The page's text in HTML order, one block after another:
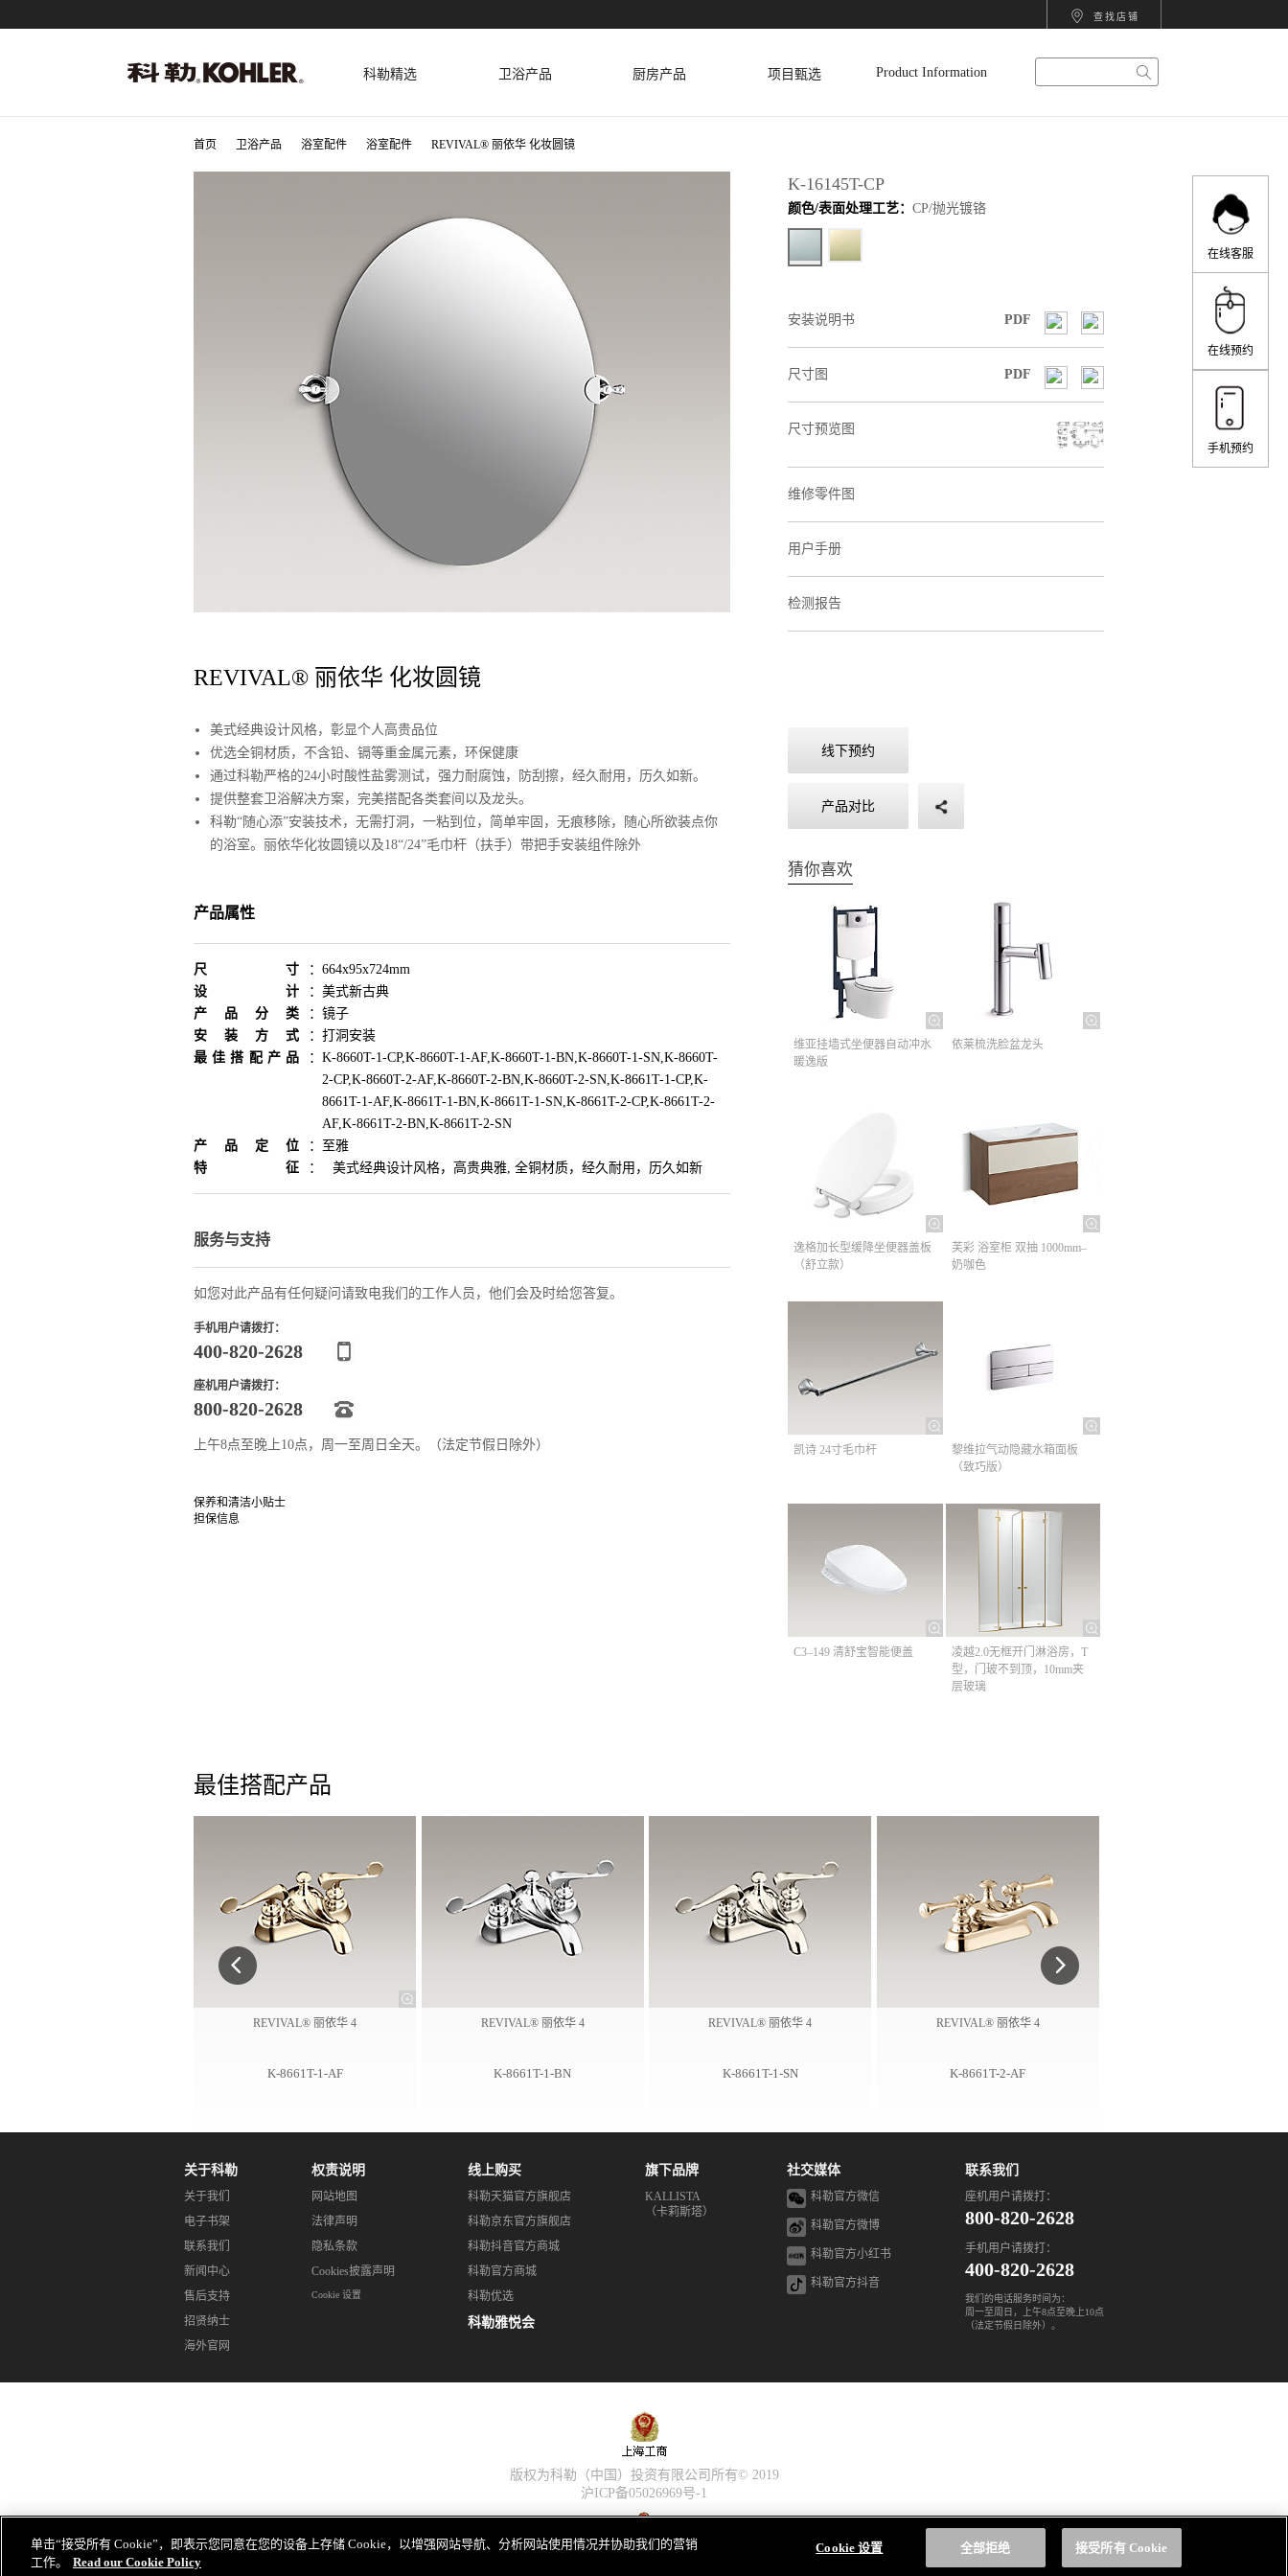
查找店铺
科勒精选 卫浴产品 厨房产品 项目甄选 Product Information
首页 卫浴产品 浴室配件 浴室配件 REVIVAL® 丽依华 化妆圆镜
REVIVAL® 丽依华 化妆圆镜
美式经典设计风格，彰显个人高贵品位
优选全铜材质，不含铅、镉等重金属元素，环保健康
通过科勒严格的24小时酸性盐雾测试，强力耐腐蚀，防刮擦，经久耐用，历久如新。
提供整套卫浴解决方案，完美搭配各类套间以及龙头。
科勒“随心添”安装技术，无需打洞，一粘到位，简单牢固，无痕移除，随心所欲装点你
的浴室。丽依华化妆圆镜以及18“/24”毛巾杆（扶手）带把手安装组件除外
产品属性
尺寸 ： 664x95x724mm
设计
： 美式新古典
产品分类
： 镜子
安装方式
： 打洞安装
最佳搭配产品
： K-8660T-1-CP,K-8660T-1-AF,K-8660T-1-BN,K-8660T-1-SN,K-8660T-
2-CP,K-8660T-2-AF,K-8660T-2-BN,K-8660T-2-SN,K-8661T-1-CP,K-
8661T-1-AF,K-8661T-1-BN,K-8661T-1-SN,K-8661T-2-CP,K-8661T-2-
AF,K-8661T-2-BN,K-8661T-2-SN
产品定位
： 至雅
特征
： 美式经典设计风格，高贵典雅, 全铜材质，经久耐用，历久如新
服务与支持
如您对此产品有任何疑问请致电我们的工作人员，他们会及时给您答复。
手机用户请拨打：
400-820-2628
座机用户请拨打：
800-820-2628
上午8点至晚上10点，周一至周日全天。（法定节假日除外）
保养和清洁小贴士
担保信息
K-16145T-CP
颜色/表面处理工艺： CP/抛光镀铬
安装说明书 PDF
尺寸图 PDF
尺寸预览图
维修零件图
用户手册
检测报告
线下预约
产品对比
猜你喜欢
维亚挂墙式坐便器自动冲水
暖逸版
依莱梳洗脸盆龙头
逸格加长型缓降坐便器盖板
（舒立款）
芙彩 浴室柜 双抽 1000mm–
奶咖色
凯诗 24寸毛巾杆​
黎维拉气动隐藏水箱面板
（致巧版）
C3–149 清舒宝智能便盖
凌越2.0无框开门淋浴房，T
型，门玻不到顶，10mm夹
层玻璃
最佳搭配产品
REVIVAL® 丽依华 4
K-8661T-1-AF
REVIVAL® 丽依华 4
K-8661T-1-BN
REVIVAL® 丽依华 4
K-8661T-1-SN
REVIVAL® 丽依华 4
K-8661T-2-AF
关于科勒
关于我们
电子书架
联系我们
新闻中心
售后支持
招贤纳士
海外官网
权责说明
网站地图
法律声明
隐私条款
Cookies披露声明
Cookie 设置
线上购买
科勒天猫官方旗舰店
科勒京东官方旗舰店
科勒抖音官方商城
科勒官方商城
科勒优选
科勒雅悦会
旗下品牌
KALLISTA
（卡莉斯塔）
社交媒体
科勒官方微信
科勒官方微博
科勒官方小红书
科勒官方抖音
联系我们
座机用户请拨打：
800-820-2628
手机用户请拨打：
400-820-2628
我们的电话服务时间为：
周一至周日，上午8点至晚上10点
（法定节假日除外）。
版权为科勒（中国）投资有限公司所有© 2019
沪ICP备05026969号-1
沪公网安备 31010602002259号
在线客服
在线预约
手机预约
单击“接受所有 Cookie”，即表示您同意在您的设备上存储 Cookie，以增强网站导航、分析网站使用情况并协助我们的营销
工作。
Read our Cookie Policy
Cookie 设置 全部拒绝 接受所有 Cookie